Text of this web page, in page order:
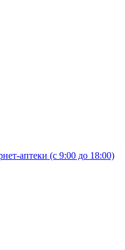
аптеки (с 9:00 до 18:00)